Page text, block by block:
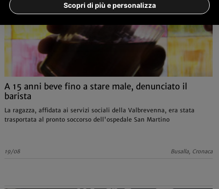
A 15 anni beve fino a stare male, denunciato il
barista
La ragazza, affidata ai servizi sociali della Valbrevenna, era stata
trasportata al pronto soccorso dell'ospedale San Martino
19/08 Busalla, Cronaca
Scopri di più e personalizza